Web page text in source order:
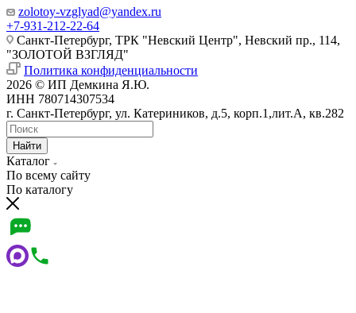
zolotoy-vzglyad@yandex.ru
+7-931-212-22-64
Санкт-Петербург, ТРК "Невский Центр", Невский пр., 114,
"ЗОЛОТОЙ ВЗГЛЯД"
Политика конфиденциальности
2026 © ИП Демкина Я.Ю.
ИНН 780714307534
г. Санкт-Петербург, ул. Катериников, д.5, корп.1,лит.А, кв.282
Найти
Каталог
По всему сайту
По каталогу